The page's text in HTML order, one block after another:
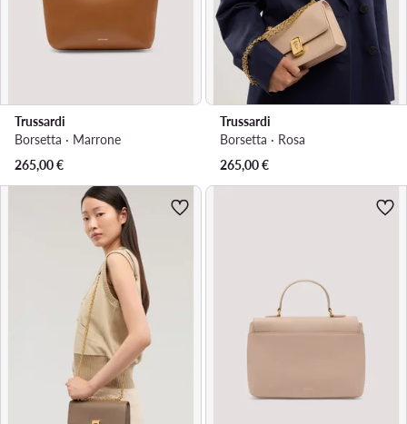
Trussardi
Borsetta · Marrone
265,00€
Trussardi
Borsetta · Rosa
265,00€